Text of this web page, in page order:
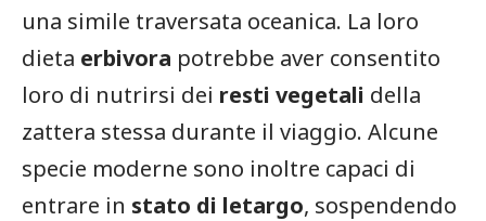
una simile traversata oceanica. La loro
dieta erbivora potrebbe aver consentito
loro di nutrirsi dei resti vegetali della
zattera stessa durante il viaggio. Alcune
specie moderne sono inoltre capaci di
entrare in stato di letargo, sospendendo